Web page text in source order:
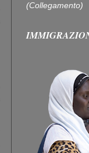
(Collegamento)